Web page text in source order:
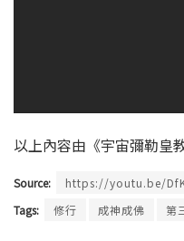
以上內容由《宇宙彌勒皇
Source:
https://youtu.be/
Tags:
修行 成神成佛 第